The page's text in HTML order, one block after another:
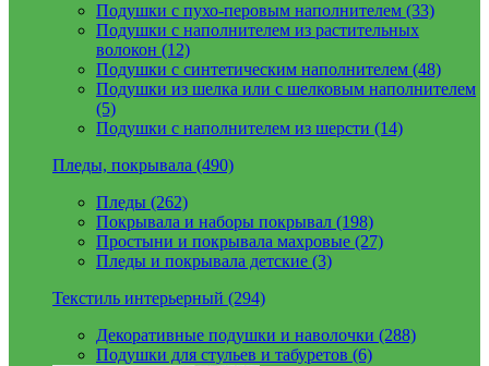
Подушки с пухо-перовым наполнителем (33)
Подушки с наполнителем из растительных
волокон (12)
Подушки с синтетическим наполнителем (48)
Подушки из шелка или с шелковым наполнителем
(5)
Подушки с наполнителем из шерсти (14)
Пледы, покрывала (490)
Пледы (262)
Покрывала и наборы покрывал (198)
Простыни и покрывала махровые (27)
Пледы и покрывала детские (3)
Текстиль интерьерный (294)
Декоративные подушки и наволочки (288)
Подушки для стульев и табуретов (6)